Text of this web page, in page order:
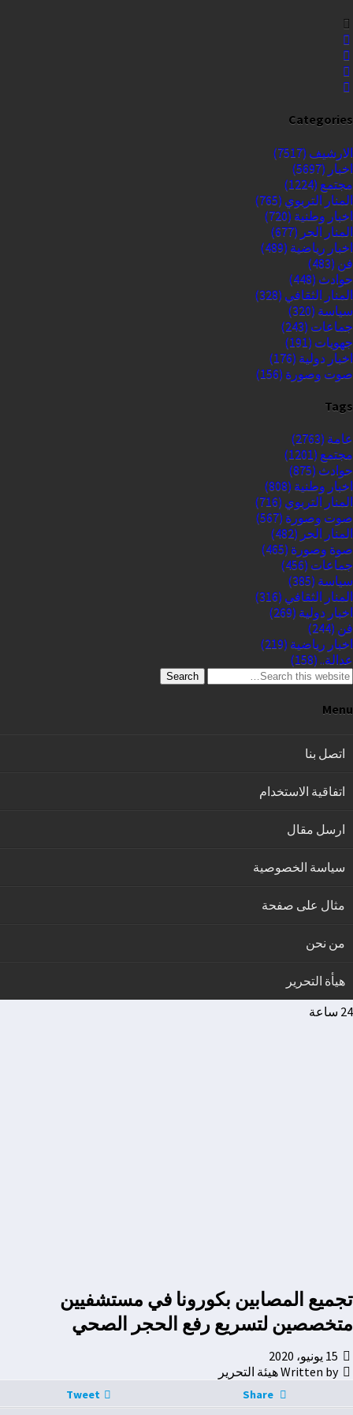
Categories
الارشيف (7517)
اخبار (5697)
مجتمع (1224)
المنار التربوي (765)
اخبار وطنية (720)
المنار الحر (677)
اخبار رياضية (489)
فن (483)
حوادث (448)
المنار الثقافي (328)
سياسة (320)
جماعات (243)
جهويات (191)
اخبار دولية (176)
صوت وصورة (156)
Tags
عامة (2763)
مجتمع (1201)
حوادث (875)
اخبار وطنية (808)
المنار التربوي (716)
صوت وصورة (567)
المنار الحر (482)
صوة وصورة (465)
جماعات (456)
سياسة (385)
المنار الثقافي (316)
اخبار دولية (269)
فن (244)
اخبار رياضية (219)
عدالة.. (158)
Search
Menu
اتصل بنا
اتفاقية الاستخدام
ارسل مقال
سياسة الخصوصية
مثال على صفحة
من نحن
هيأة التحرير
24 ساعة
تجميع المصابين بكورونا في مستشفيين
متخصصين لتسريع رفع الحجر الصحي
Written by هيئة التحرير
Share
Tweet